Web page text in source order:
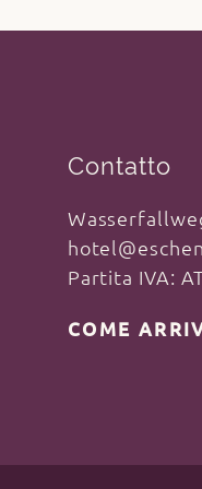
Contatto
Partita IVA:
COME